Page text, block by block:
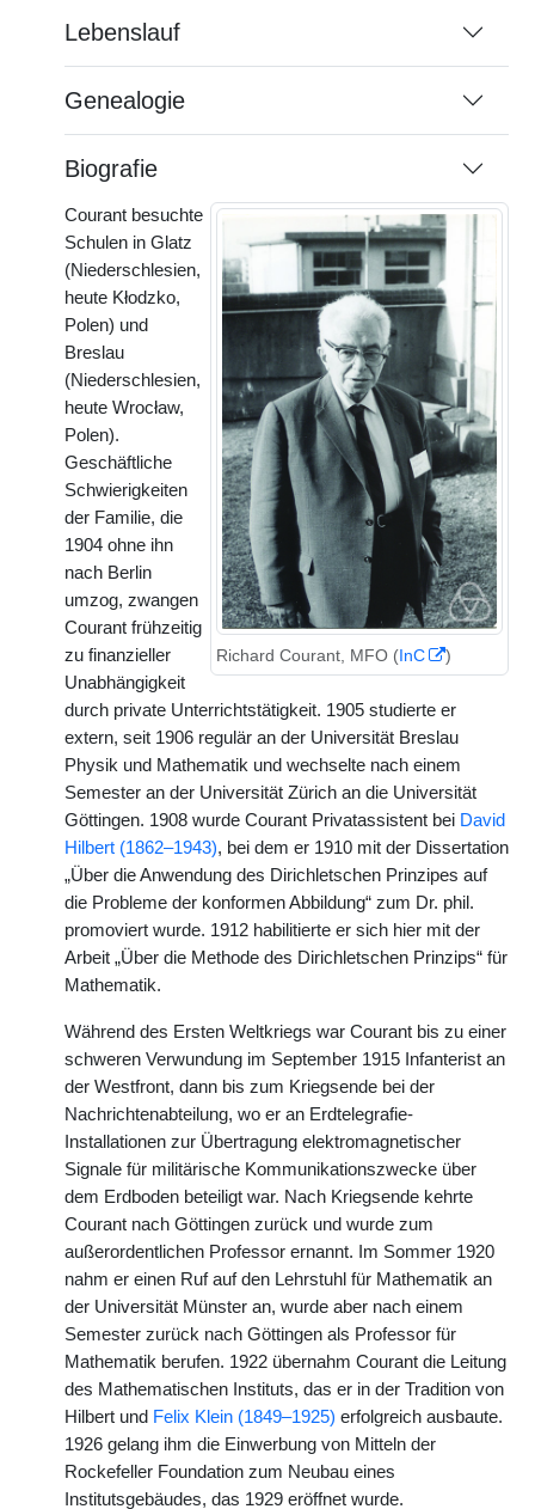
Lebenslauf
Genealogie
Biografie
Richard Courant, MFO (InC )
Courant besuchte
Schulen in Glatz
(Niederschlesien,
heute Kłodzko,
Polen) und
Breslau
(Niederschlesien,
heute Wrocław,
Polen).
Geschäftliche
Schwierigkeiten
der Familie, die
1904 ohne ihn
nach Berlin
umzog, zwangen
Courant frühzeitig
zu finanzieller
Unabhängigkeit
durch private Unterrichtstätigkeit. 1905 studierte er
extern, seit 1906 regulär an der Universität Breslau
Physik und Mathematik und wechselte nach einem
Semester an der Universität Zürich an die Universität
Göttingen. 1908 wurde Courant Privatassistent bei David
Hilbert (1862–1943), bei dem er 1910 mit der Dissertation
„Über die Anwendung des Dirichletschen Prinzipes auf
die Probleme der konformen Abbildung“ zum Dr. phil.
promoviert wurde. 1912 habilitierte er sich hier mit der
Arbeit „Über die Methode des Dirichletschen Prinzips“ für
Mathematik.
Während des Ersten Weltkriegs war Courant bis zu einer
schweren Verwundung im September 1915 Infanterist an
der Westfront, dann bis zum Kriegsende bei der
Nachrichtenabteilung, wo er an Erdtelegrafie-
Installationen zur Übertragung elektromagnetischer
Signale für militärische Kommunikationszwecke über
dem Erdboden beteiligt war. Nach Kriegsende kehrte
Courant nach Göttingen zurück und wurde zum
außerordentlichen Professor ernannt. Im Sommer 1920
nahm er einen Ruf auf den Lehrstuhl für Mathematik an
der Universität Münster an, wurde aber nach einem
Semester zurück nach Göttingen als Professor für
Mathematik berufen. 1922 übernahm Courant die Leitung
des Mathematischen Instituts, das er in der Tradition von
Hilbert und Felix Klein (1849–1925) erfolgreich ausbaute.
1926 gelang ihm die Einwerbung von Mitteln der
Rockefeller Foundation zum Neubau eines
Institutsgebäudes, das 1929 eröffnet wurde.